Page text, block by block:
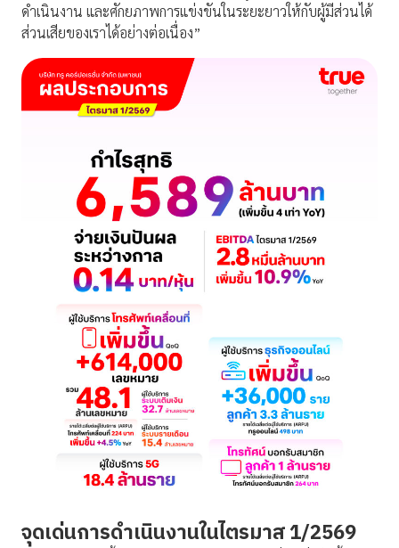
ดำเนินงาน และศักยภาพการแข่งขันในระยะยาวให้กับผู้มีส่วนได้
ส่วนเสียของเราได้อย่างต่อเนื่อง”
จุดเด่นการดำเนินงานในไตรมาส1/2569